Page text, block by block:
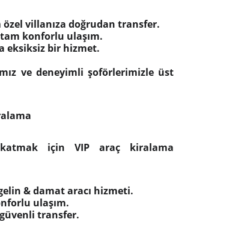
villanıza doğrudan transfer.
konforlu ulaşım.
eksiksiz bir hizmet.
ve deneyimli şoförlerimizle üst
için VIP araç kiralama
& damat aracı hizmeti.
ulaşım.
transfer.